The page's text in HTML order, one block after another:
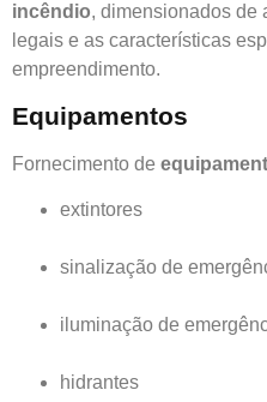
incêndio, dimensionados de
legais e as características
empreendimento.
Equipamentos
Fornecimento de
extintores
sinalização de
iluminação de
hidrantes